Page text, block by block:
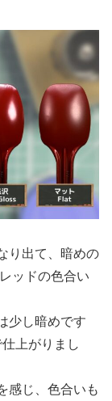
り出て、暗めの
ッドの色合い
少し暗めです
上がりまし
感じ、色合いも